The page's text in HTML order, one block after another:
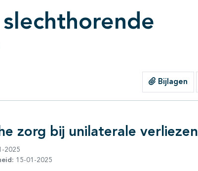
Bijlagen
zorg bij unilaterale verliezen
2025
15-01-2025